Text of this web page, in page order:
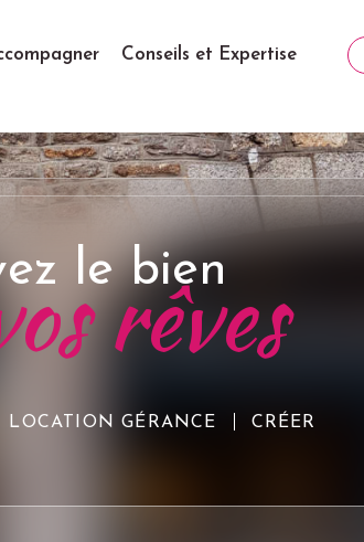
Conseils et Expertise
le bien
rêves
LOCATION GÉRANCE CRÉER